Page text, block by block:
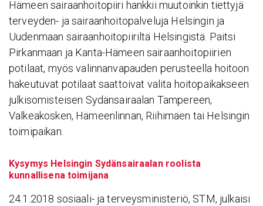
Hämeen sairaanhoitopiiri hankkii muutoinkin tiettyjä
terveyden- ja sairaanhoitopalveluja Helsingin ja
Uudenmaan sairaanhoitopiiriltä Helsingistä. Paitsi
Pirkanmaan ja Kanta-Hämeen sairaanhoitopiirien
potilaat, myös valinnanvapauden perusteella hoitoon
hakeutuvat potilaat saattoivat valita hoitopaikakseen
julkisomisteisen Sydänsairaalan Tampereen,
Valkeakosken, Hämeenlinnan, Riihimäen tai Helsingin
toimipaikan.
Kysymys Helsingin Sydänsairaalan roolista
kunnallisena toimijana
24.1.2018 sosiaali- ja terveysministeriö, STM, julkaisi